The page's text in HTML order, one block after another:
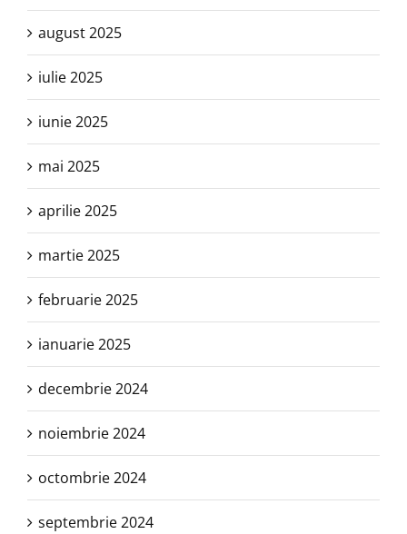
august 2025
iulie 2025
iunie 2025
mai 2025
aprilie 2025
martie 2025
februarie 2025
ianuarie 2025
decembrie 2024
noiembrie 2024
octombrie 2024
septembrie 2024